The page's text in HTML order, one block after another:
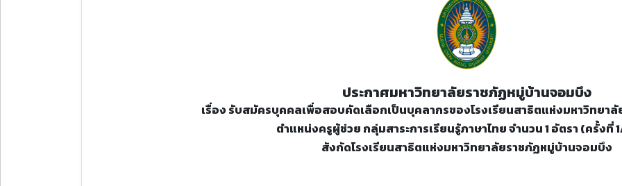
ประกาศมหาวิทยาลัยราชภัฏหมู่บ้านจอมบึง
เรื่อง รับสมัครบุคคลเพื่อสอบคัดเลือกเป็นบุคลากรของโรงเรียนสาธิตแห่งมหาวิทยา
ตําแหน่งครูผู้ช่วย กลุ่มสาระการเรียนรู้ภาษาไทย จํานวน 1 อัตรา (ครั้งที่
สังกัดโรงเรียนสาธิตแห่งมหาวิทยาลัยราชภัฏหมู่บ้านจอมบึง